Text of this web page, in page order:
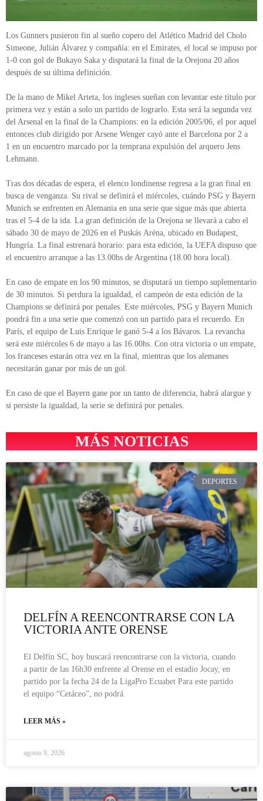
Los Gunners pusieron fin al sueño copero del Atlético Madrid del Cholo
Simeone, Julián Álvarez y compañía: en el Emirates, el local se impuso por
1-0 con gol de Bukayo Saka y disputará la final de la Orejona 20 años
después de su última definición.
De la mano de Mikel Arteta, los ingleses sueñan con levantar este título por
primera vez y están a solo un partido de lograrlo. Esta será la segunda vez
del Arsenal en la final de la Champions: en la edición 2005/06, el por aquel
entonces club dirigido por Arsene Wenger cayó ante el Barcelona por 2 a
1 en un encuentro marcado por la temprana expulsión del arquero Jens
Lehmann.
Tras dos décadas de espera, el elenco londinense regresa a la gran final en
busca de venganza. Su rival se definirá el miércoles, cuándo PSG y Bayern
Munich se enfrenten en Alemania en una serie que sigue más que abierta
tras el 5-4 de la ida. La gran definición de la Orejona se llevará a cabo el
sábado 30 de mayo de 2026 en el Puskás Aréna, ubicado en Budapest,
Hungría. La final estrenará horario: para esta edición, la UEFA dispuso que
el encuentro arranque a las 13.00hs de Argentina (18.00 hora local).
En caso de empate en los 90 minutos, se disputará un tiempo suplementario
de 30 minutos. Si perdura la igualdad, el campeón de esta edición de la
Champions se definirá por penales. Este miércoles, PSG y Bayern Munich
pondrá fin a una serie que comenzó con un partido para el recuerdo. En
París, el equipo de Luis Enrique le ganó 5-4 a los Bávaros. La revancha
será este miércoles 6 de mayo a las 16.00hs. Con otra victoria o un empate,
los franceses estarán otra vez en la final, mientras que los alemanes
necesitarán ganar por más de un gol.
En caso de que el Bayern gane por un tanto de diferencia, habrá alargue y
si persiste la igualdad, la serie se definirá por penales.
MÁS NOTICIAS
DEPORTES
DELFÍN A REENCONTRARSE CON LA
VICTORIA ANTE ORENSE
El Delfín SC, hoy buscará reencontrarse con la victoria, cuando
a partir de las 16h30 enfrente al Orense en el estadio Jocay, en
partido por la fecha 24 de la LigaPro Ecuabet Para este partido
el equipo “Cetáceo”, no podrá
LEER MÁS »
agosto 9, 2026